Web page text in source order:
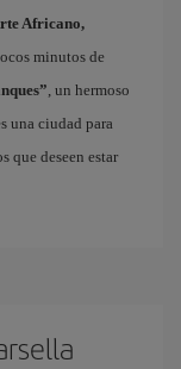
Africano,
minutos de
, un hermoso
una ciudad para
que deseen estar